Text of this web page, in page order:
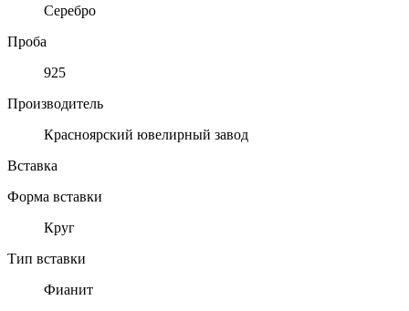
Серебро
Проба
925
Производитель
Красноярский ювелирный завод
Вставка
Форма вставки
Круг
Тип вставки
Фианит